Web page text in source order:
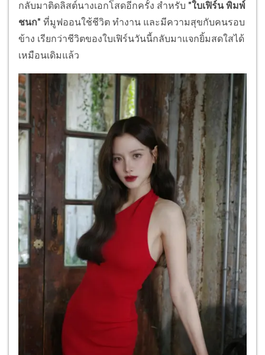
กลับมาติดลิสต์นางเอกโสดอีกครั้ง สำหรับ "ใบเฟิร์น พิมพ์
ชนก" ที่มูฟออนใช้ชีวิต ทำงาน และมีความสุขกับคนรอบ
ข้าง เรียกว่าชีวิตของใบเฟิร์นวันนี้กลับมาแจกยิ้มสดใสได้
เหมือนเดิมแล้ว